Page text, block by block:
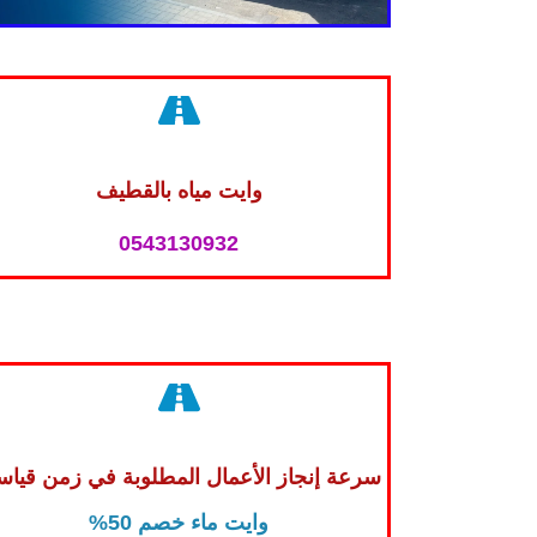
وايت مياه بالقطيف
0543130932
سرعة إنجاز الأعمال المطلوبة في زمن
وايت ماء خصم 50%